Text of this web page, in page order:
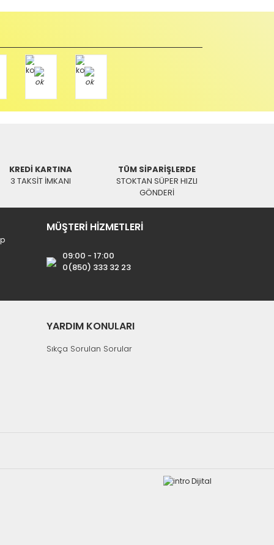
KREDİ KARTINA
3 TAKSİT İMKANI
TÜM SİPARİŞLERDE
STOKTAN SÜPER HIZLI
GÖNDERİ
MÜŞTERİ HİZMETLERİ
09:00 - 17:00
0(850) 333 32 23
YARDIM KONULARI
Sıkça Sorulan Sorular